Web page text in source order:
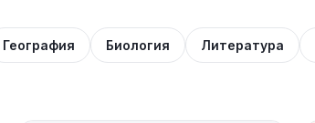
География Биология Литература